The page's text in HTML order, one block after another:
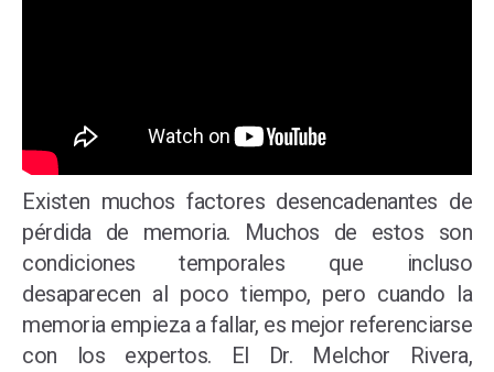
Existen muchos factores desencadenantes de
pérdida de memoria. Muchos de estos son
condiciones temporales que incluso
desaparecen al poco tiempo, pero cuando la
memoria empieza a fallar, es mejor referenciarse
con los expertos. El Dr. Melchor Rivera,